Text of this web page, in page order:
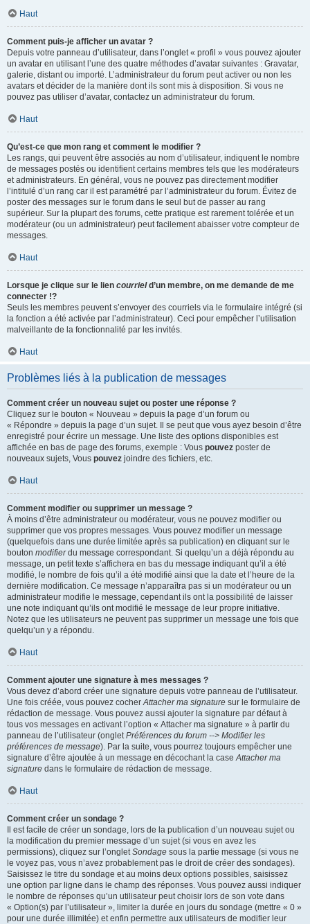
Haut
Comment puis-je afficher un avatar ?
Depuis votre panneau d’utilisateur, dans l’onglet « profil » vous pouvez ajouter
un avatar en utilisant l’une des quatre méthodes d’avatar suivantes : Gravatar,
galerie, distant ou importé. L’administrateur du forum peut activer ou non les
avatars et décider de la manière dont ils sont mis à disposition. Si vous ne
pouvez pas utiliser d’avatar, contactez un administrateur du forum.
Haut
Qu’est-ce que mon rang et comment le modifier ?
Les rangs, qui peuvent être associés au nom d’utilisateur, indiquent le nombre
de messages postés ou identifient certains membres tels que les modérateurs
et administrateurs. En général, vous ne pouvez pas directement modifier
l’intitulé d’un rang car il est paramétré par l’administrateur du forum. Évitez de
poster des messages sur le forum dans le seul but de passer au rang
supérieur. Sur la plupart des forums, cette pratique est rarement tolérée et un
modérateur (ou un administrateur) peut facilement abaisser votre compteur de
messages.
Haut
Lorsque je clique sur le lien courrield’un membre, on me demande de me
connecter !?
Seuls les membres peuvent s’envoyer des courriels via le formulaire intégré (si
la fonction a été activée par l’administrateur). Ceci pour empêcher l’utilisation
malveillante de la fonctionnalité par les invités.
Haut
Problèmes liés à la publication de messages
Comment créer un nouveau sujet ou poster une réponse ?
Cliquez sur le bouton « Nouveau » depuis la page d’un forum ou
« Répondre » depuis la page d’un sujet. Il se peut que vous ayez besoin d’être
enregistré pour écrire un message. Une liste des options disponibles est
affichée en bas de page des forums, exemple : Vous pouvez poster de
nouveaux sujets, Vous pouvez joindre des fichiers, etc.
Haut
Comment modifier ou supprimer un message ?
À moins d’être administrateur ou modérateur, vous ne pouvez modifier ou
supprimer que vos propres messages. Vous pouvez modifier un message
(quelquefois dans une durée limitée après sa publication) en cliquant sur le
bouton modifierdu message correspondant. Si quelqu’un a déjà répondu au
message, un petit texte s’affichera en bas du message indiquant qu’il a été
modifié, le nombre de fois qu’il a été modifié ainsi que la date et l’heure de la
dernière modification. Ce message n’apparaîtra pas si un modérateur ou un
administrateur modifie le message, cependant ils ont la possibilité de laisser
une note indiquant qu’ils ont modifié le message de leur propre initiative.
Notez que les utilisateurs ne peuvent pas supprimer un message une fois que
quelqu’un y a répondu.
Haut
Comment ajouter une signature à mes messages ?
Vous devez d’abord créer une signature depuis votre panneau de l’utilisateur.
Une fois créée, vous pouvez cocherAttacher ma signature sur le formulaire de
rédaction de message. Vous pouvez aussi ajouter la signature par défaut à
tous vos messages en activant l’option « Attacher ma signature » à partir du
panneau de l’utilisateur (ongletPréférences du forum --> Modifier les
préférences de message). Par la suite, vous pourrez toujours empêcher une
signature d’être ajoutée à un message en décochant la caseAttacher ma
signature dans le formulaire de rédaction de message.
Haut
Comment créer un sondage ?
Il est facile de créer un sondage, lors de la publication d’un nouveau sujet ou
la modification du premier message d’un sujet (si vous en avez les
permissions), cliquez sur l’ongletSondage sous la partie message (si vous ne
le voyez pas, vous n’avez probablement pas le droit de créer des sondages).
Saisissez le titre du sondage et au moins deux options possibles, saisissez
une option par ligne dans le champ des réponses. Vous pouvez aussi indiquer
le nombre de réponses qu’un utilisateur peut choisir lors de son vote dans
« Option(s) par l’utilisateur », limiter la durée en jours du sondage (mettre « 0 »
pour une durée illimitée) et enfin permettre aux utilisateurs de modifier leur